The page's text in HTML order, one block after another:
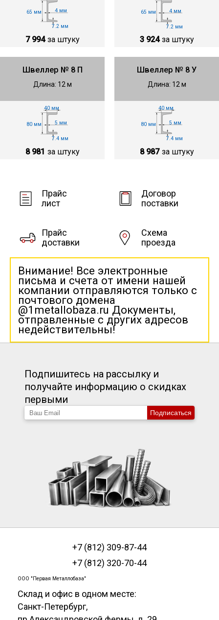
65 мм 4 мм
7.2 мм
7 994 за штуку
65 мм 4 мм
7.2 мм
3 924 за штуку
Швеллер № 8 П
Длина: 12 м
40 мм
80 мм 5 мм
7.4 мм
8 981 за штуку
Швеллер № 8 У
Длина: 12 м
40 мм
80 мм 5 мм
7.4 мм
8 987 за штуку
Прайс
лист
Договор
поставки
Прайс
доставки
Схема
проезда
Внимание! Все электронные
письма и счета от имени нашей
компании отправляются только с
почтового домена
@1metallobaza.ru Документы,
отправленные с других адресов
недействительны!
Подпишитесь на рассылку и
получайте информацию о скидках
первыми
Подписаться
+7 (812) 309-87-44
+7 (812) 320-70-44
ООО "Первая Металлобаза"
Склад и офис в одном месте:
Санкт-Петербург,